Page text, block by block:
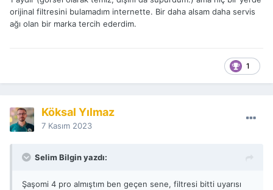
orijinal filtresini bulamadım internette. Bir daha alsam daha servis
ağı olan bir marka tercih ederdim.
1
Köksal Yılmaz
7 Kasım 2023
Selim Bilgin yazdı:
Şaşomi 4 pro almıştım ben geçen sene, filtresi bitti uyarısı